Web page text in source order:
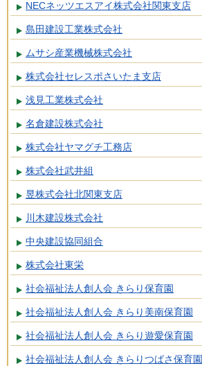
NECネッツエスアイ株式会社関東支店
島田建設工業株式会社
ムサシ産業機械株式会社
株式会社セレスポさいたま支店
浅見工業株式会社
名倉建設株式会社
株式会社ヤマグチ工務店
株式会社武井組
昱株式会社北関東支店
川木建設株式会社
中央建設協同組合
株式会社東栄
社会福祉法人創人会 きらり保育園
社会福祉法人創人会 きらり美南保育園
社会福祉法人創人会 きらり遊愛保育園
社会福祉法人創人会 きらりつばさ保育園